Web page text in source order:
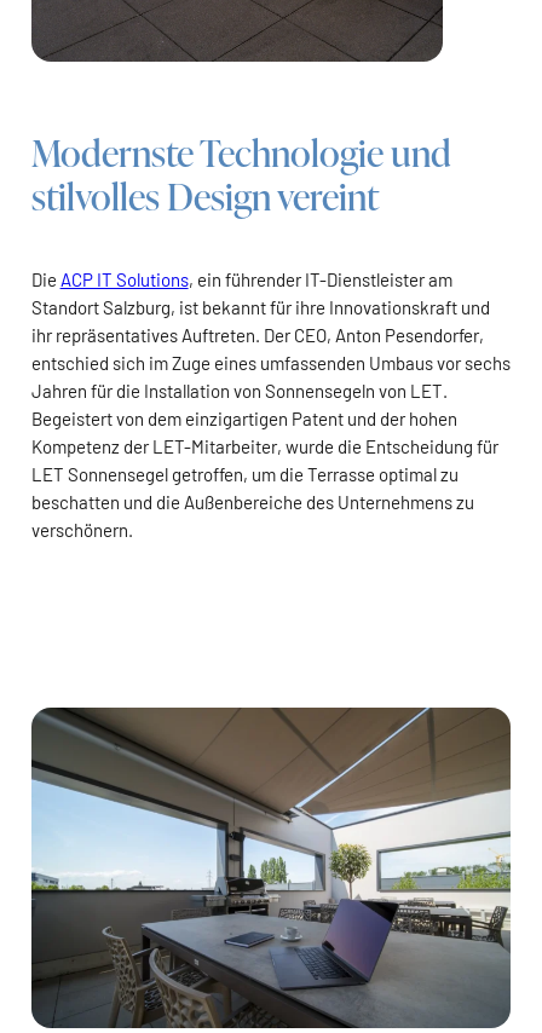
Modernste Technologie und
stilvolles Design vereint
Die ACP IT Solutions, ein führender IT-Dienstleister am
Standort Salzburg, ist bekannt für ihre Innovationskraft und
ihr repräsentatives Auftreten. Der CEO, Anton Pesendorfer,
entschied sich im Zuge eines umfassenden Umbaus vor sechs
Jahren für die Installation von Sonnensegeln von LET.
Begeistert von dem einzigartigen Patent und der hohen
Kompetenz der LET-Mitarbeiter, wurde die Entscheidung für
LET Sonnensegel getroffen, um die Terrasse optimal zu
beschatten und die Außenbereiche des Unternehmens zu
verschönern.